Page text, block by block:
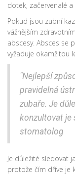
dotek, začervenalé a
Pokud jsou zubní
vážnějším
abscesy. Absces se
vyžaduje okamžitou
"Nejlepší
pravidelná
zubaře. Je
konzultovat je
stomatolog
Je důležité sledovat
protože čím dříve je